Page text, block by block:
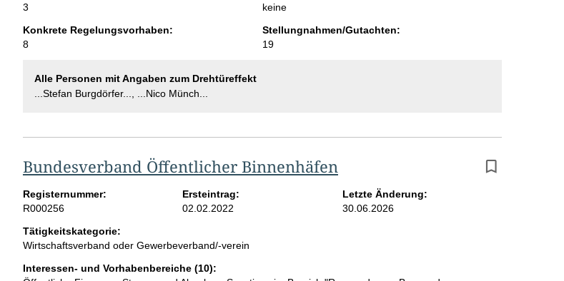
Mitgliedschaften
3
keine
Konkrete Regelungsvorhaben:
8
Stellungnahmen/Gutachten:
19
Alle Personen mit Angaben zum Drehtüreffekt
...Stefan Burgdörfer..., ...Nico Münch...
Bundesverband Öffentlicher Binnenhäfen
Registernummer:
R000256
Ersteintrag:
02.02.2022
Letzte Änderung:
30.06.2026
Tätigkeitskategorie:
Wirtschaftsverband oder Gewerbeverband/-verein
Interessen- und Vorhabenbereiche (10):